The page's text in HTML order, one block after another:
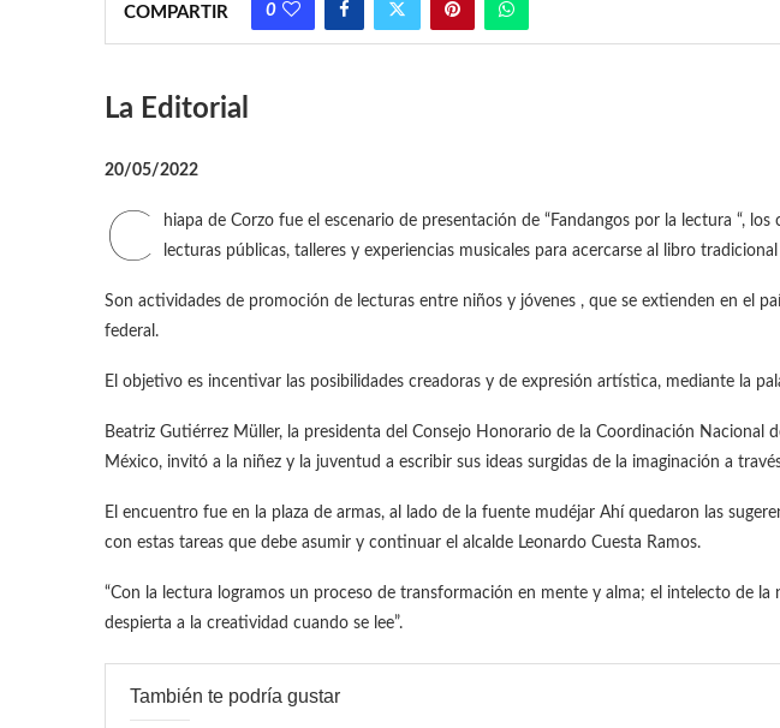
COMPARTIR 0
La Editorial
20/05/2022
C
hiapa de Corzo fue el escenario de presentación de “Fandangos por la lectura “,
lecturas públicas, talleres y experiencias musicales para acercarse al libro
Son actividades de promoción de lecturas entre niños y jóvenes , que se extienden en el
federal.
El objetivo es incentivar las posibilidades creadoras y de expresión artística, mediante la
Beatriz Gutiérrez Müller, la presidenta del Consejo Honorario de la Coordinación Nacional
México, invitó a la niñez y la juventud a escribir sus ideas surgidas de la imaginación a
El encuentro fue en la plaza de armas, al lado de la fuente mudéjar Ahí quedaron las
con estas tareas que debe asumir y continuar el alcalde Leonardo Cuesta Ramos.
“Con la lectura logramos un proceso de transformación en mente y alma; el intelecto de la
despierta a la creatividad cuando se lee”.
También te podría gustar